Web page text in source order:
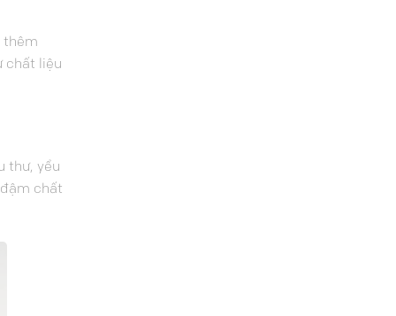
thêm
chất liệu
thư, yểu
chất